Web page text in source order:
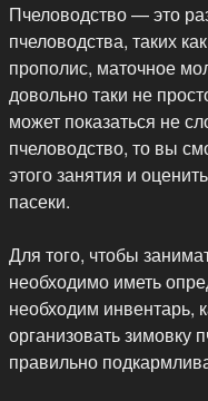
Пчеловодство — это
пчеловодства, таких
прополис, маточное
довольно таки не
может показаться не
пчеловодство, то вы
этого занятия и
пасеки.
Для того, чтобы
необходимо иметь
необходим инвентарь,
организовать зимовку
правильно